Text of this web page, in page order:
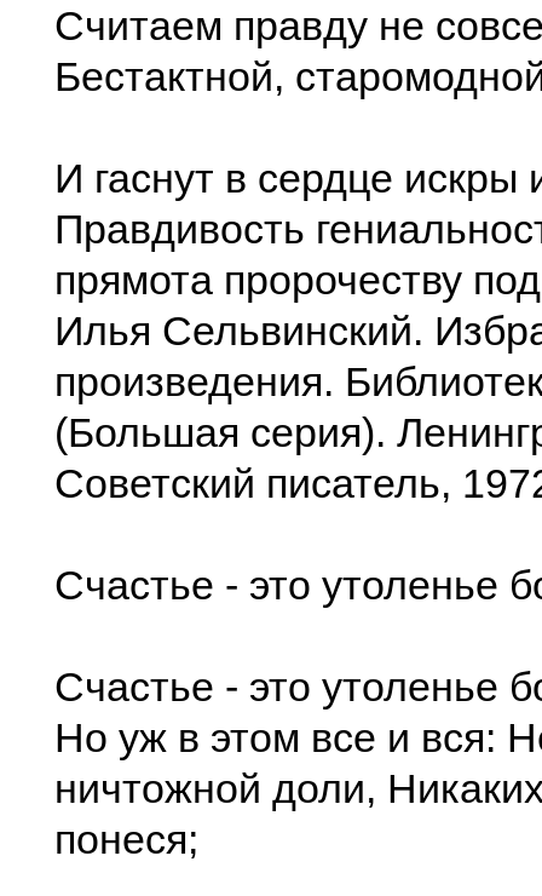
Считаем правду не
Бестактной,
И гаснут в сердце искры
Правдивость
прямота пророчеству
Илья Сельвинский.
произведения.
(Большая серия).
Советский писатель,
Счастье - это утоленье
Счастье - это утоленье
Но уж в этом все и вся:
ничтожной доли,
понеся;